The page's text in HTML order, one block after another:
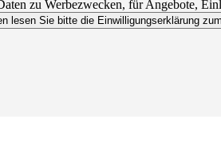
zu Werbezwecken, für Angebote,
lesen Sie bitte die Einwilligungserklärung